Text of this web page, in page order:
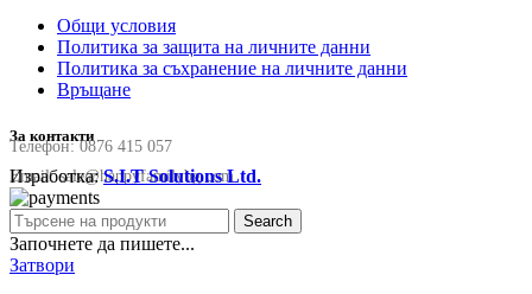
Общи условия
Политика за защита на личните данни
Политика за съхранение на личните данни
Връщане
За контакти
Телефон:0876 415 057
Email:sale@happyfamilybg.com
Изработка:S.I.T Solutions Ltd.
Search
Започнете да пишете...
Затвори